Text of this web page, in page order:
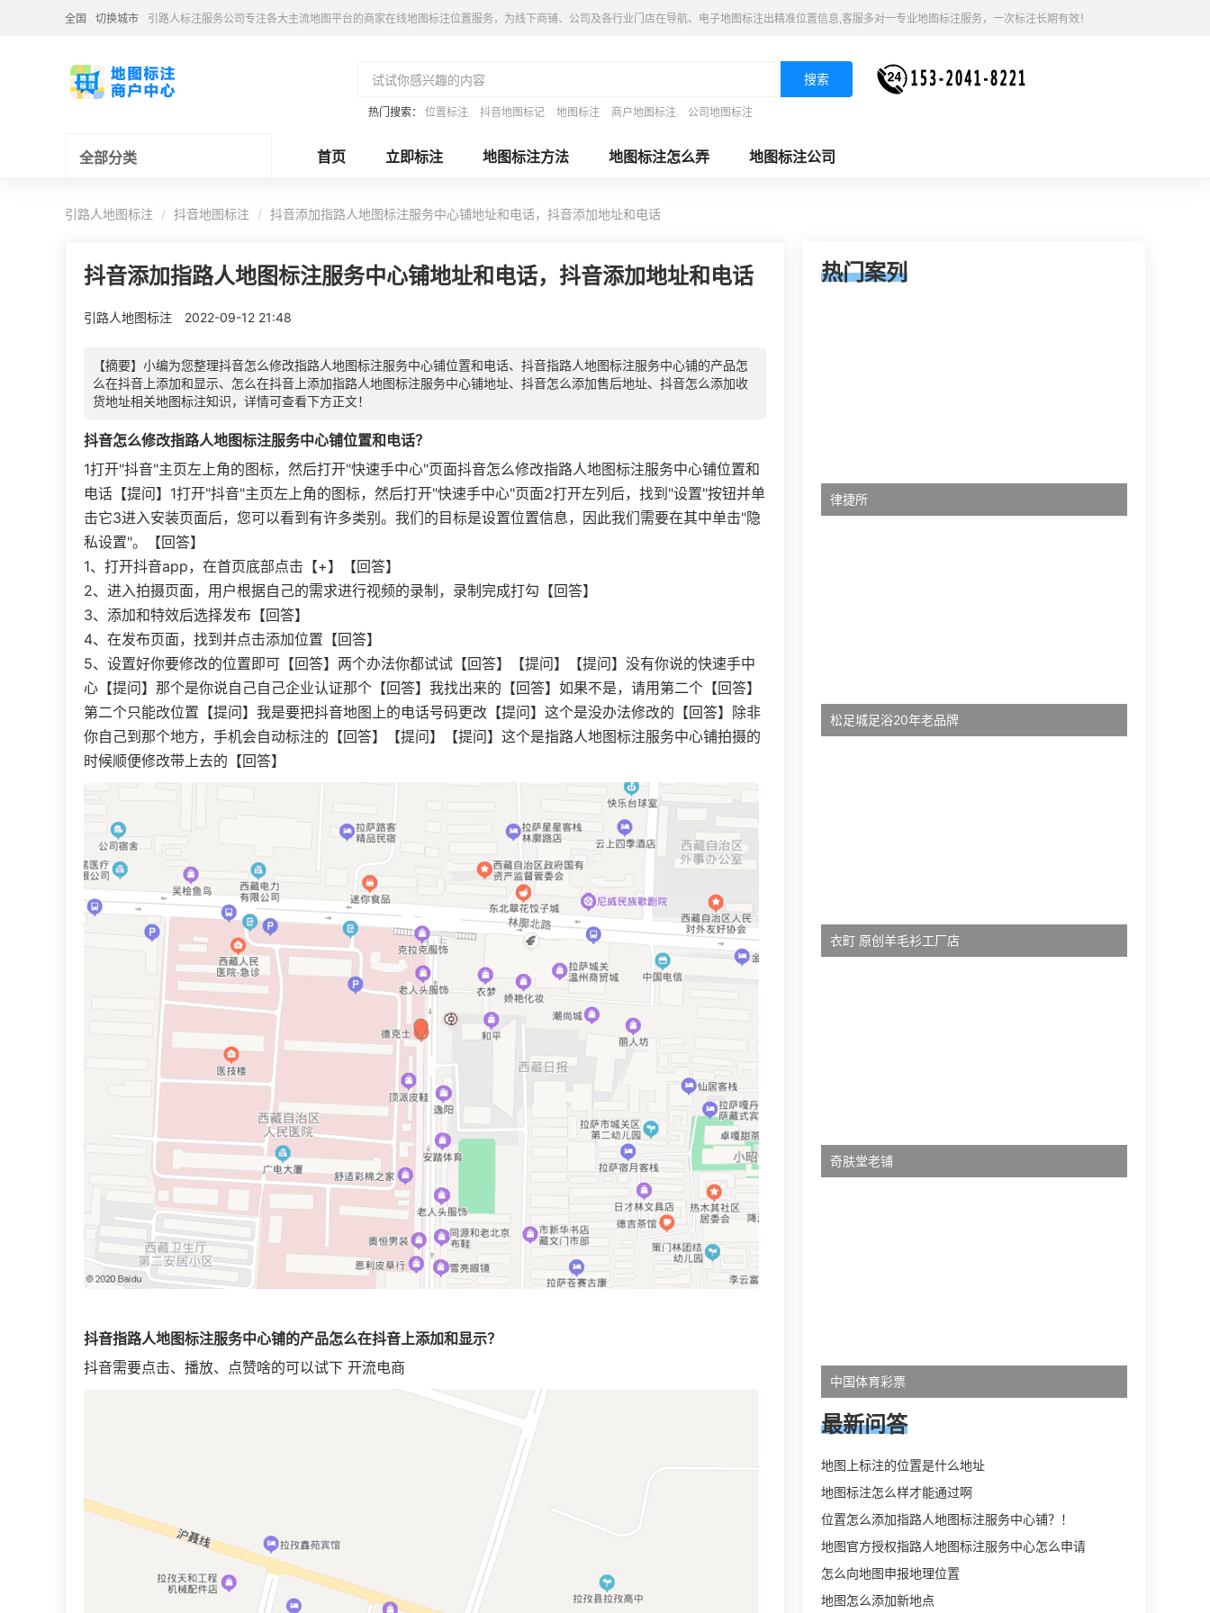
全国 切换城市 引路人标注服务公司专注各大主流地图平台的商家在线地图标注位置服务，为线下商铺、公司及各行业门店在导航、电子地图标注出精准位置信息,客服多对一专业地图标注服务，一次标注长期有效！
搜索
热门搜索： 位置标注 抖音地图标记 地图标注 商户地图标注 公司地图标注
全部分类 首页 立即标注 地图标注方法 地图标注怎么弄 地图标注公司
引路人地图标注 抖音地图标注 抖音添加指路人地图标注服务中心铺地址和电话，抖音添加地址和电话
抖音添加指路人地图标注服务中心铺地址和电话，抖音添加地址和电话
引路人地图标注 2022-09-12 21:48
【摘要】小编为您整理抖音怎么修改指路人地图标注服务中心铺位置和电话、抖音指路人地图标注服务中心铺的产品怎
么在抖音上添加和显示、怎么在抖音上添加指路人地图标注服务中心铺地址、抖音怎么添加售后地址、抖音怎么添加收
货地址相关地图标注知识，详情可查看下方正文！
抖音怎么修改指路人地图标注服务中心铺位置和电话？
1打开"抖音"主页左上角的图标，然后打开"快速手中心"页面抖音怎么修改指路人地图标注服务中心铺位置和
电话【提问】1打开"抖音"主页左上角的图标，然后打开"快速手中心"页面2打开左列后，找到"设置"按钮并单
击它3进入安装页面后，您可以看到有许多类别。我们的目标是设置位置信息，因此我们需要在其中单击"隐
私设置"。【回答】
1、打开抖音app，在首页底部点击【+】【回答】
2、进入拍摄页面，用户根据自己的需求进行视频的录制，录制完成打勾【回答】
3、添加和特效后选择发布【回答】
4、在发布页面，找到并点击添加位置【回答】
5、设置好你要修改的位置即可【回答】两个办法你都试试【回答】【提问】【提问】没有你说的快速手中
心【提问】那个是你说自己自己企业认证那个【回答】我找出来的【回答】如果不是，请用第二个【回答】
第二个只能改位置【提问】我是要把抖音地图上的电话号码更改【提问】这个是没办法修改的【回答】除非
你自己到那个地方，手机会自动标注的【回答】【提问】【提问】这个是指路人地图标注服务中心铺拍摄的
时候顺便修改带上去的【回答】
抖音指路人地图标注服务中心铺的产品怎么在抖音上添加和显示？
抖音需要点击、播放、点赞啥的可以试下 开流电商
热门案列
律捷所
松足城足浴20年老品牌
衣町 原创羊毛衫工厂店
奇肤堂老铺
中国体育彩票
最新问答
地图上标注的位置是什么地址
地图标注怎么样才能通过啊
位置怎么添加指路人地图标注服务中心铺？！
地图官方授权指路人地图标注服务中心怎么申请
怎么向地图申报地理位置
地图怎么添加新地点